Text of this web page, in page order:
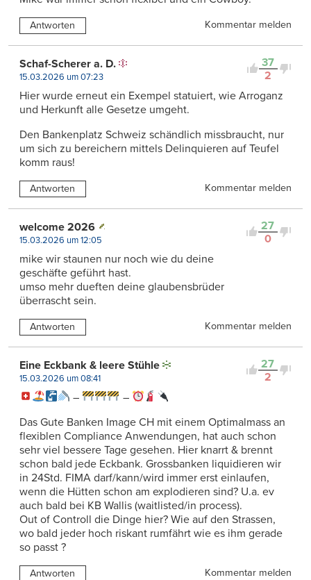
Antworten Kommentar melden
37
2
Schaf-Scherer a. D.
15.03.2026 um 07:23
Hier wurde erneut ein Exempel statuiert, wie Arroganz
und Herkunft alle Gesetze umgeht.
Den Bankenplatz Schweiz schändlich missbraucht, nur
um sich zu bereichern mittels Delinquieren auf Teufel
komm raus!
Antworten Kommentar melden
27
0
welcome 2026
15.03.2026 um 12:05
mike wir staunen nur noch wie du deine
geschäfte geführt hast.
umso mehr dueften deine glaubensbrüder
überrascht sein.
Antworten Kommentar melden
27
2
Eine Eckbank & leere Stühle
15.03.2026 um 08:41
–
–
Das Gute Banken Image CH mit einem Optimalmass an
flexiblen Compliance Anwendungen, hat auch schon
sehr viel bessere Tage gesehen. Hier knarrt & brennt
schon bald jede Eckbank. Grossbanken liquidieren wir
in 24Std. FIMA darf/kann/wird immer erst einlaufen,
wenn die Hütten schon am explodieren sind? U.a. ev
auch bald bei KB Wallis (waitlisted/in process).
Out of Controll die Dinge hier? Wie auf den Strassen,
wo bald jeder hoch riskant rumfährt wie es ihm gerade
so passt ?
Antworten Kommentar melden